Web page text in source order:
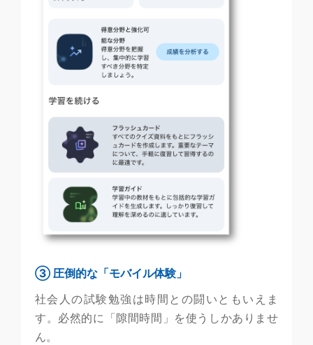
③ 圧倒的な「モバイル体験」
社会人の試験勉強は時間との闘いともいえま
す。必然的に「隙間時間」を使うしかありませ
ん。